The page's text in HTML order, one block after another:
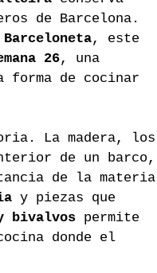
de Barcelona.
Barceloneta, este
26, una
forma de cocinar
La madera, los
de un barco,
de la materia
y piezas que
bivalvos permite
donde el